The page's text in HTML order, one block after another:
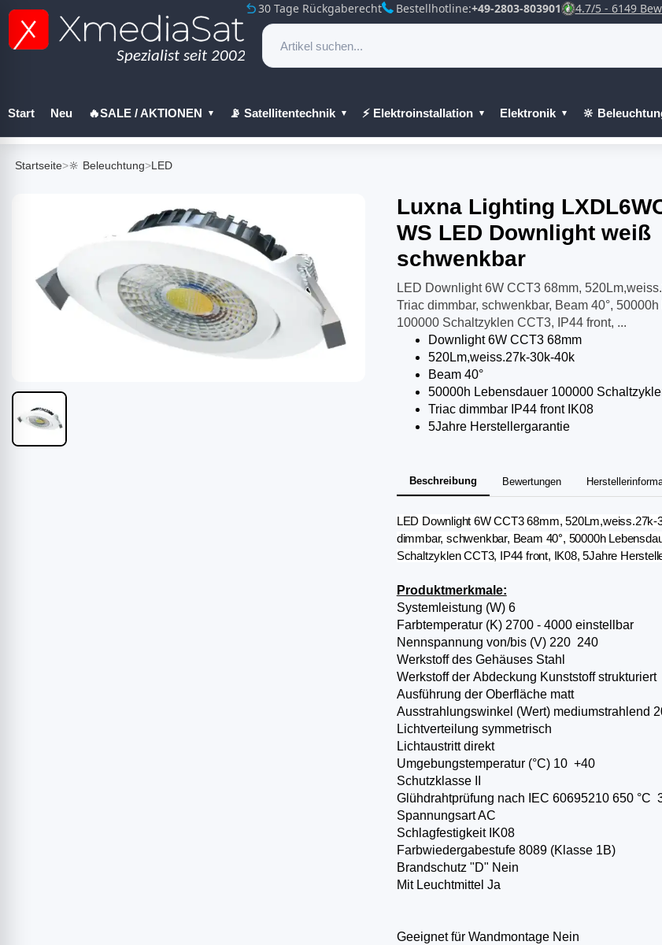
30 Tage Rückgaberecht Bestellhotline:+49-2803-803901 4.7/5 - 6149
Start Neu 🔥SALE / AKTIONEN 📡 Satellitentechnik ⚡ Elektroinstallation Elektronik 🔆
🔧 Werkzeug
Startseite>🔆 Beleuchtung>LED
Luxna Lighting
WS LED Downlight weiß
schwenkbar
LED Downlight 6W CCT3 68mm,
Triac dimmbar, schwenkbar, Beam 40°,
100000 Schaltzyklen CCT3, IP44 front, ...
Downlight 6W CCT3 68mm
520Lm,weiss.27k-30k-40k
Beam 40°
50000h Lebensdauer 100000
Triac dimmbar IP44 front IK08
5Jahre Herstellergarantie
Beschreibung Bewertungen
LED Downlight 6W CCT3 68mm, 520Lm,weiss.27k-
dimmbar, schwenkbar, Beam 40°, 50000h
Schaltzyklen CCT3, IP44 front, IK08, 5Jahre
Produktmerkmale:
Systemleistung (W) 6
Farbtemperatur (K) 2700 ­- 4000 einstellbar
Nennspannung von/bis (V) 220 ­ 240
Werkstoff des Gehäuses Stahl
Werkstoff der Abdeckung Kunststoff strukturiert
Ausführung der Oberfläche matt
Ausstrahlungswinkel (Wert) mediumstrahlend
Lichtverteilung symmetrisch
Lichtaustritt direkt
Umgebungstemperatur (°C) ­10 ­ +40
Schutzklasse II
Glühdrahtprüfung nach IEC 60695­2­10 650 °C
Spannungsart AC
Schlagfestigkeit IK08
Farbwiedergabestufe 80­89 (Klasse 1B)
Brandschutz "D" Nein
Mit Leuchtmittel Ja
Geeignet für Wandmontage Nein